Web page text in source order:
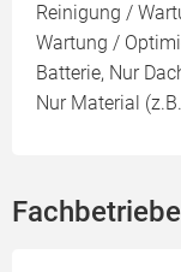
Reinigung /
Wartung /
Batterie, Nur
Nur Material